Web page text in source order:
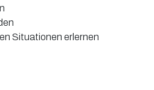
Situationen erlernen